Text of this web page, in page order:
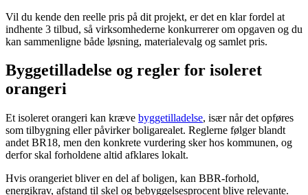
Vil du kende den reelle pris på dit projekt, er det en klar fordel at
indhente 3 tilbud, så virksomhederne konkurrerer om opgaven og du
kan sammenligne både løsning, materialevalg og samlet pris.
Byggetilladelse og regler for isoleret
orangeri
Et isoleret orangeri kan kræve byggetilladelse, især når det opføres
som tilbygning eller påvirker boligarealet. Reglerne følger blandt
andet BR18, men den konkrete vurdering sker hos kommunen, og
derfor skal forholdene altid afklares lokalt.
Hvis orangeriet bliver en del af boligen, kan BBR-forhold,
energikrav, afstand til skel og bebyggelsesprocent blive relevante.